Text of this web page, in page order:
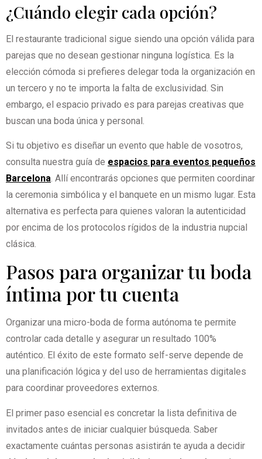
¿Cuándo elegir cada opción?
El restaurante tradicional sigue siendo una opción válida para
parejas que no desean gestionar ninguna logística. Es la
elección cómoda si prefieres delegar toda la organización en
un tercero y no te importa la falta de exclusividad. Sin
embargo, el espacio privado es para parejas creativas que
buscan una boda única y personal.
Si tu objetivo es diseñar un evento que hable de vosotros,
consulta nuestra guía de espacios para eventos pequeños
Barcelona. Allí encontrarás opciones que permiten coordinar
la ceremonia simbólica y el banquete en un mismo lugar. Esta
alternativa es perfecta para quienes valoran la autenticidad
por encima de los protocolos rígidos de la industria nupcial
clásica.
Pasos para organizar tu boda
íntima por tu cuenta
Organizar una micro-boda de forma autónoma te permite
controlar cada detalle y asegurar un resultado 100%
auténtico. El éxito de este formato self-serve depende de
una planificación lógica y del uso de herramientas digitales
para coordinar proveedores externos.
El primer paso esencial es concretar la lista definitiva de
invitados antes de iniciar cualquier búsqueda. Saber
exactamente cuántas personas asistirán te ayuda a decidir